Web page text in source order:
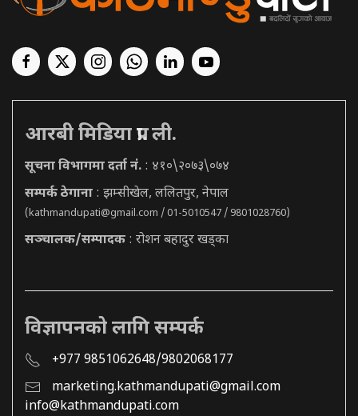
आरबी मिडिया प्रा. ली.
सूचना विभागमा दर्ता नं. : ४१०\२०७३\०७४
सम्पर्क ठेगाना : झम्सीखेल, ललितपुर, नेपाल
(kathmandupati@gmail.com / 01-5010547 / 9801028760)
सञ्चालक/सम्पादक : रोशन बहादुर खड्का
विज्ञापनको लागि सम्पर्क
+977 9851062648/9802068177
marketing.kathmandupati@gmail.com
info@kathmandupati.com